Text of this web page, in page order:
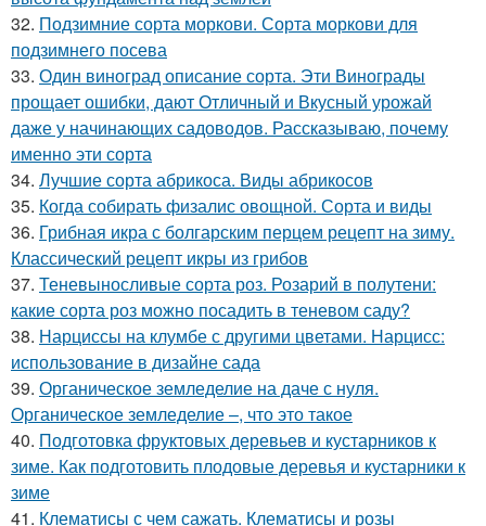
32. Подзимние сорта моркови. Сорта моркови для
подзимнего посева
33. Один виноград описание сорта. Эти Винограды
прощает ошибки, дают Отличный и Вкусный урожай
даже у начинающих садоводов. Рассказываю, почему
именно эти сорта
34. Лучшие сорта абрикоса. Виды абрикосов
35. Когда собирать физалис овощной. Сорта и виды
36. Грибная икра с болгарским перцем рецепт на зиму.
Классический рецепт икры из грибов
37. Теневыносливые сорта роз. Розарий в полутени:
какие сорта роз можно посадить в теневом саду?
38. Нарциссы на клумбе с другими цветами. Нарцисс:
использование в дизайне сада
39. Органическое земледелие на даче с нуля.
Органическое земледелие –, что это такое
40. Подготовка фруктовых деревьев и кустарников к
зиме. Как подготовить плодовые деревья и кустарники к
зиме
41. Клематисы с чем сажать. Клематисы и розы